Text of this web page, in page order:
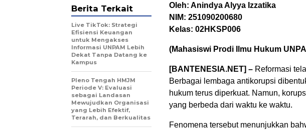
Oleh: Anindya Alyya Izzatika
NIM: 251090200680
Kelas: 02HKSP006
(Mahasiswi Prodi Ilmu Hukum
[BANTENESIA.NET] – Reformasi
Berbagai lembaga antikorupsi
hukum terus diperkuat. Namun,
yang berbeda dari waktu ke waktu.
Fenomena tersebut menunjukkan
Berita Terkait
Live TikTok: Strategi
Efisiensi Keuangan
untuk Mengakses
Informasi UNPAM Lebih
Dekat Tanpa Datang ke
Kampus
Pleno Tengah HMJM
Periode V: Evaluasi
sebagai Landasan
Mewujudkan Organisasi
yang Lebih Efektif,
Terarah, dan Berkualitas